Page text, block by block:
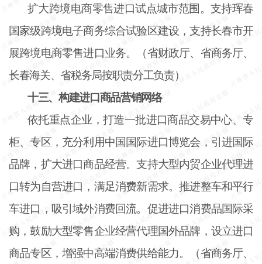
扩大跨境电商零售进口试点城市范围。支持珲春
国家级跨境电子商务综合试验区建设，支持长春市开
展跨境电商零售进口业务。（省财政厅、省商务厅、
长春海关、省税务局按职责分工负责）
十三、构建进口商品营销网络
依托重点企业，打造一批进口商品交易中心、专
柜、专区，充分利用中国国际进口博览会，引进国际
品牌，扩大进口商品经营。支持大型内贸企业代理进
口转为自营进口，满足消费新需求。推进整车和平行
车进口，吸引域外消费回流。促进进口消费品国际采
购，鼓励大型零售企业经营代理国外品牌，设立进口
商品专区，增强中高端消费供给能力。（省商务厅、